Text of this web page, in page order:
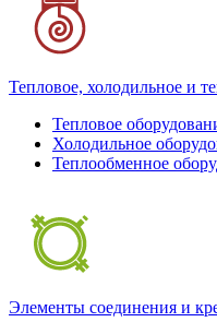
Тепловое, холодильное и
Тепловое
Холодильное
Теплообменное
Элементы соединения и